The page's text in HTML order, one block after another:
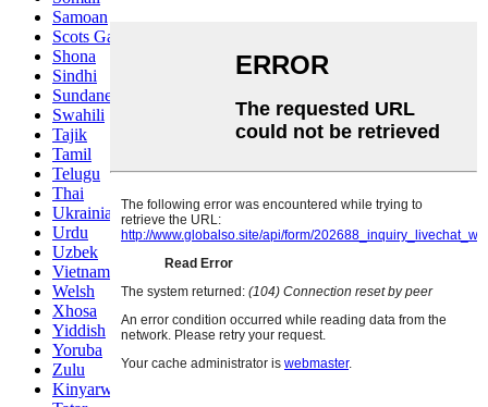
Samoan
Scots Gaelic
Shona
Sindhi
Sundanese
Swahili
Tajik
Tamil
Telugu
Thai
Ukrainian
Urdu
Uzbek
Vietnamese
Welsh
Xhosa
Yiddish
Yoruba
Zulu
Kinyarwanda